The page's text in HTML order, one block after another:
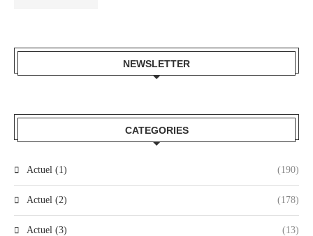
NEWSLETTER
CATEGORIES
Actuel (1) (190)
Actuel (2) (178)
Actuel (3) (13)